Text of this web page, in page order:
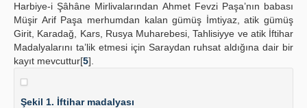
Harbiye-i Şâhâne Mirlivalarından Ahmet Fevzi Paşa’nın babası
Müşir Arif Paşa merhumdan kalan gümüş İmtiyaz, atik gümüş
Girit, Karadağ, Kars, Rusya Muharebesi, Tahlisiyye ve atik İftihar
Madalyalarını ta’lik etmesi için Saraydan ruhsat aldığına dair bir
kayıt mevcuttur[5].
Şekil 1. İftihar madalyası